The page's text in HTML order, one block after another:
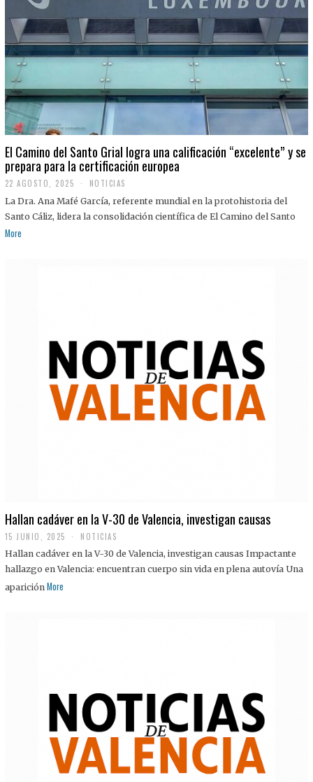
El Camino del Santo Grial logra una calificación “excelente” y se
prepara para la certificación europea
22 AGOSTO, 2025
2
A
G
NOTICIAS
La Dra. Ana Mafé García, referente mundial en la protohistoria del
Santo Cáliz, lidera la consolidación científica de El Camino del Santo
More
Hallan cadáver en la V-30 de Valencia, investigan causas
15 JUNIO, 2025 NOTICIAS
Hallan cadáver en la V-30 de Valencia, investigan causas Impactante
hallazgo en Valencia: encuentran cuerpo sin vida en plena autovía Una
aparición More